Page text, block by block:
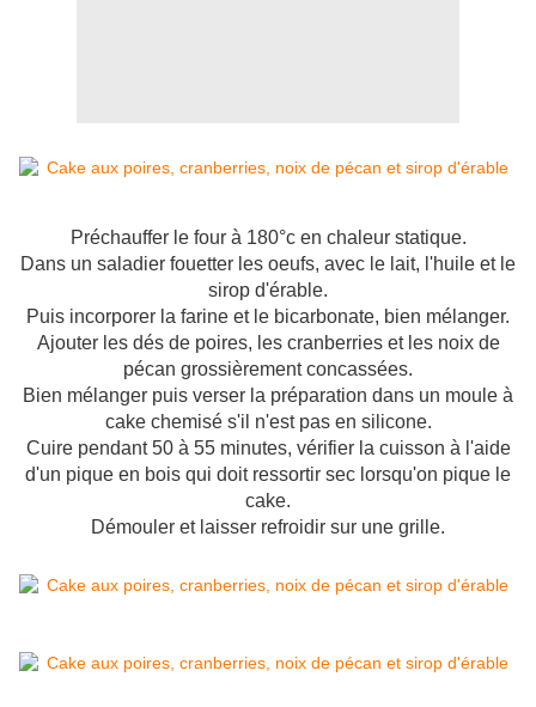
Préchauffer le four à 180°c en chaleur statique.
Dans un saladier fouetter les oeufs, avec le lait, l'huile et le
sirop d'érable.
Puis incorporer la farine et le bicarbonate, bien mélanger.
Ajouter les dés de poires, les cranberries et les noix de
pécan grossièrement concassées.
Bien mélanger puis verser la préparation dans un moule à
cake chemisé s'il n'est pas en silicone.
Cuire pendant 50 à 55 minutes, vérifier la cuisson à l'aide
d'un pique en bois qui doit ressortir sec lorsqu'on pique le
cake.
Démouler et laisser refroidir sur une grille.